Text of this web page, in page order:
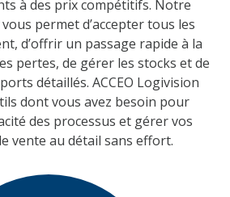
à des prix compétitifs. Notre
permet d’accepter tous les
d’offrir un passage rapide à la
pertes, de gérer les stocks et de
détaillés. ACCEO Logivision
dont vous avez besoin pour
des processus et gérer vos
vente au détail sans effort.